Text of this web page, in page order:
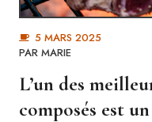
5 MARS 2025
PAR MARIE
L’un des
composés est